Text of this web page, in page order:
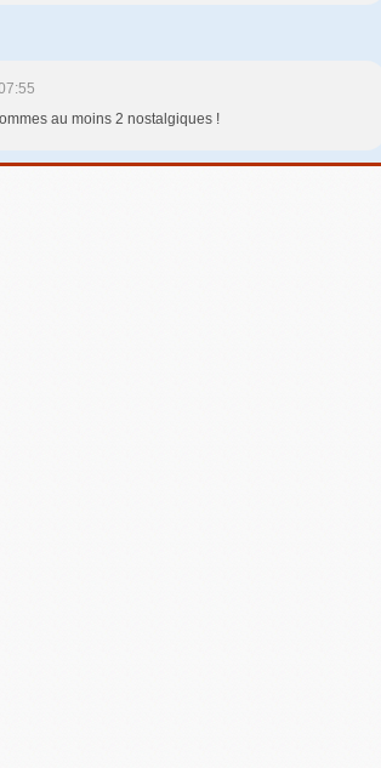
au moins 2 nostalgiques !